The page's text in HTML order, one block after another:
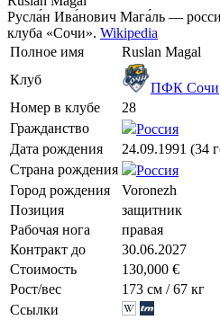
Русла́н Ива́нович Мага́ль —
клуба «Сочи». Wikipedia
Полное имя
Ruslan Magal
Клуб
ПФК Сочи
Номер в клубе
28
Гражданство
Россия
Дата рождения
24.09.1991 (34
Страна рождения
Россия
Город рождения
Voronezh
Позиция
защитник
Рабочая нога
правая
Контракт до
30.06.2027
Стоимость
130,000 €
Рост/вес
173 см / 67 кг
Ссылки